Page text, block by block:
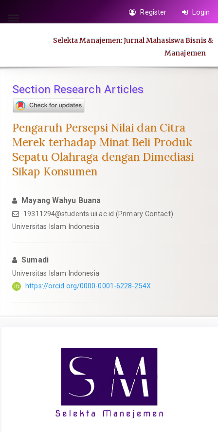
jump
Main
Main
Content
Toggle
Register Login
Selekta Manajemen: Jurnal Mahasiswa Bisnis &
Manajemen
Section Research Articles
Pengaruh Persepsi Nilai dan Citra
Merek terhadap Minat Beli Produk
Sepatu Olahraga dengan Dimediasi
Sikap Konsumen
Mayang Wahyu Buana
19311294@students.uii.ac.id (Primary Contact)
Universitas Islam Indonesia
Sumadi
Universitas Islam Indonesia
https://orcid.org/0000-0001-6228-254X